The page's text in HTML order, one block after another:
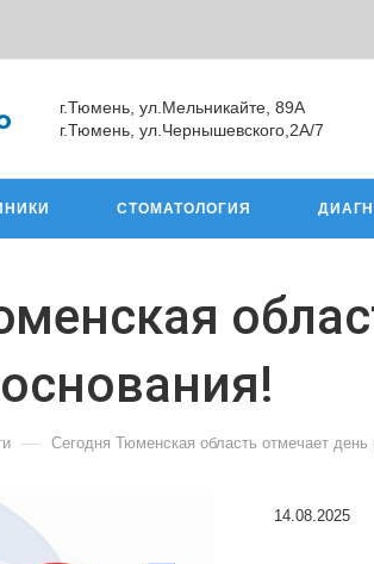
г.Тюмень, ул.Мельникайте, 89А
г.Тюмень, ул.Чернышевского,2А/7
СТОМАТОЛОГИЯ
— Сегодня Тюменская область отмечает
14.08.2025